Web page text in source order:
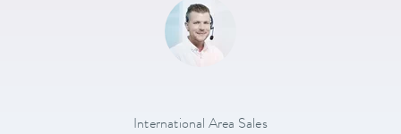
International Area Sales